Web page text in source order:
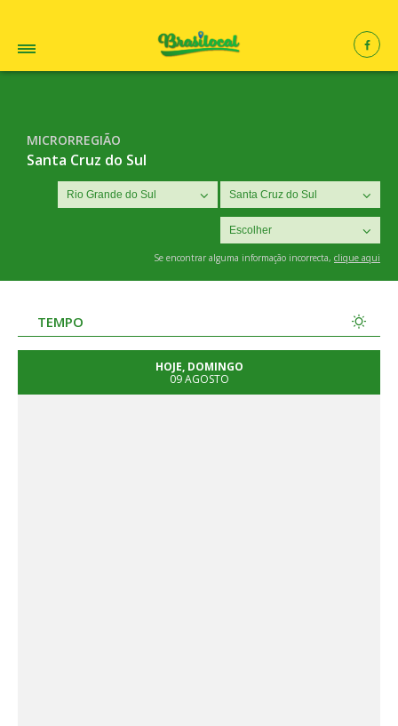
MICRORREGIÃO
Santa Cruz do Sul
Se encontrar alguma informação incorrecta, clique aqui
TEMPO
HOJE, DOMINGO
09 AGOSTO